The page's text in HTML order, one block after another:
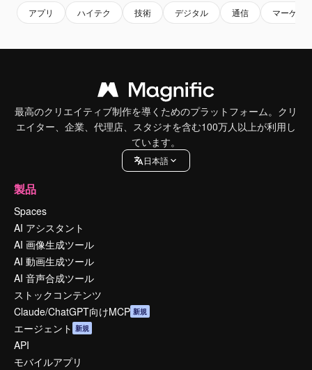
アプリ ハイテク 技術 デジタル 通信 マーケテ
最高のクリエイティブ制作を導くためのプラットフォーム。クリ
エイター、企業、代理店、スタジオを含む100万人以上が利用し
ています。
日本語
製品
Spaces
AI アシスタント
AI 画像生成ツール
AI 動画生成ツール
AI 音声合成ツール
ストックコンテンツ
Claude/ChatGPT向けMCP 新規
エージェント 新規
API
モバイルアプリ